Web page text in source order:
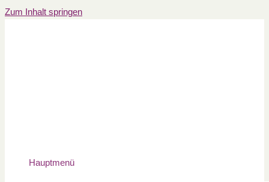
Zum Inhalt springen
Hauptmenü